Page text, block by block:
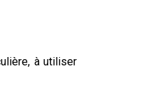
à utiliser